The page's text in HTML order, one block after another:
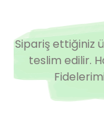
Sipariş ettiğiniz
teslim edilir.